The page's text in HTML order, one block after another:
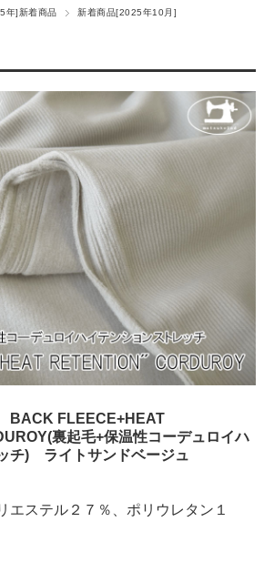
年]新着商品
新着商品[2025年10月]
BACK FLEECE+HEAT
裏起毛+保温性コーデュロイハ
チ) ライトサンドベージュ
エステル２７％、ポリウレタン１